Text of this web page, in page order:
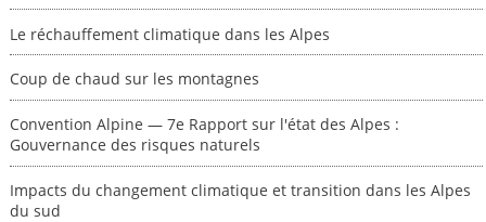
Le réchauffement climatique dans les Alpes
Coup de chaud sur les montagnes
Convention Alpine — 7e Rapport sur l'état des Alpes :
Gouvernance des risques naturels
Impacts du changement climatique et transition dans les Alpes
du sud